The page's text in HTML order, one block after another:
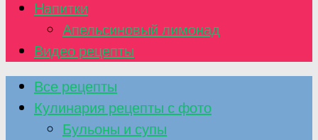
Напитки
Апельсиновый лимонад
Видео рецепты
Все рецепты
Кулинария рецепты с фото
Бульоны и супы